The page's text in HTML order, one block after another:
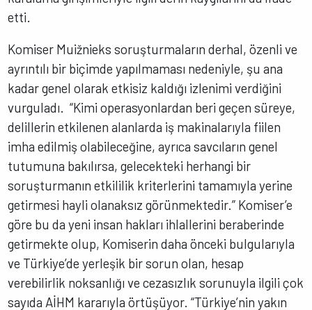
etti.
Komiser Muižnieks soruşturmaların derhal, özenli ve
ayrıntılı bir biçimde yapılmaması nedeniyle, şu ana
kadar genel olarak etkisiz kaldığı izlenimi verdiğini
vurguladı. “Kimi operasyonlardan beri geçen süreye,
delillerin etkilenen alanlarda iş makinalarıyla fiilen
imha edilmiş olabileceğine, ayrıca savcıların genel
tutumuna bakılırsa, gelecekteki herhangi bir
soruşturmanın etkililik kriterlerini tamamıyla yerine
getirmesi hayli olanaksız görünmektedir.” Komiser’e
göre bu da yeni insan hakları ihlallerini beraberinde
getirmekte olup, Komiserin daha önceki bulgularıyla
ve Türkiye’de yerleşik bir sorun olan, hesap
verebilirlik noksanlığı ve cezasızlık sorunuyla ilgili çok
sayıda AİHM kararıyla örtüşüyor. “Türkiye’nin yakın